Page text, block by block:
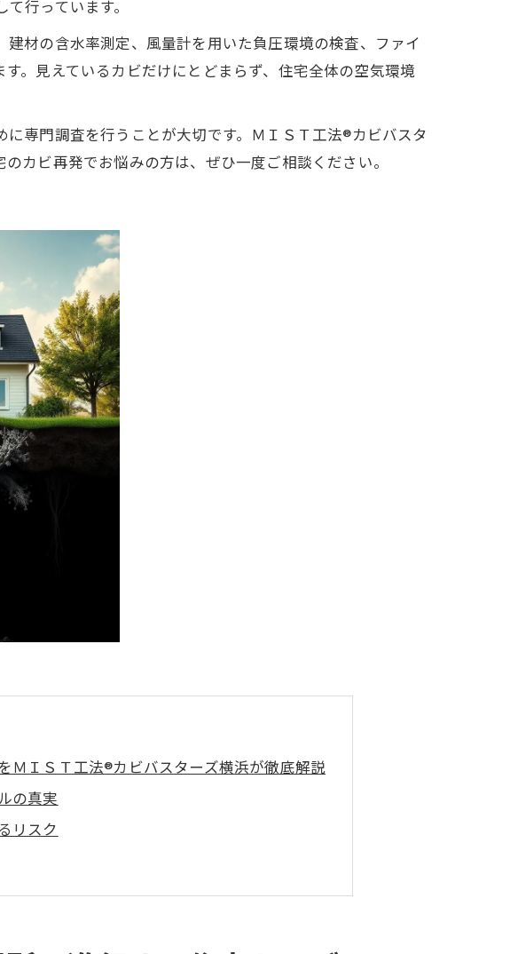
行っています。
材の含水率測定、風量計を用いた負圧環境の検査、ファイ
。見えているカビだけにとどまらず、住宅全体の空気環境
専門調査を行うことが大切です。ＭＩＳＴ工法®カビバスタ
カビ再発でお悩みの方は、ぜひ一度ご相談ください。
ＭＩＳＴ工法®カビバスターズ横浜が徹底解説
の真実
リスク
解明」